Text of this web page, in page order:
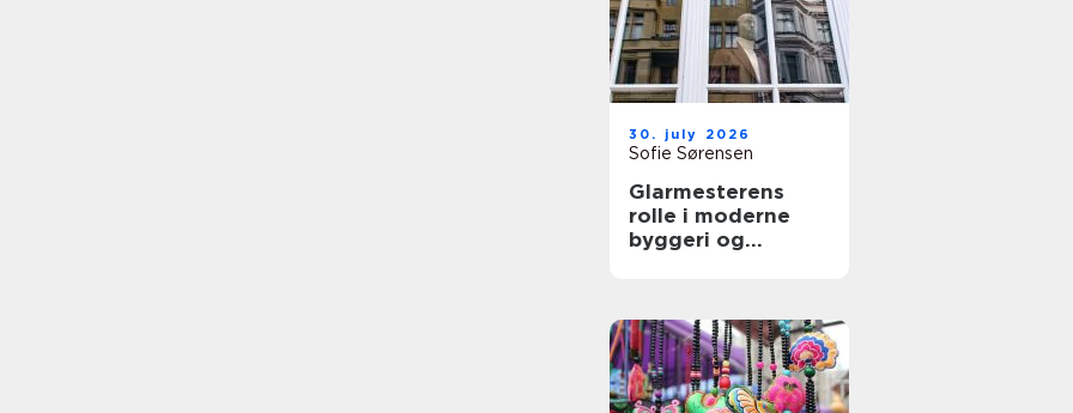
30. july 2026
Sofie Sørensen
Glarmesterens
rolle i moderne
byggeri og